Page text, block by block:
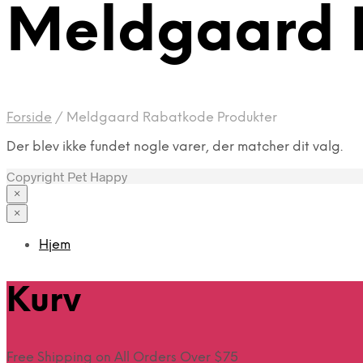
Meldgaard
Forside / Meldgaard Rabatkode Produkter
Der blev ikke fundet nogle varer, der matcher dit valg.
Copyright Pet Happy
×
×
Hjem
Kurv
Free Shipping on All Orders Over $75